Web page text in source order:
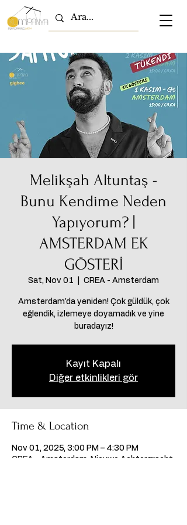
Melikşah Altuntaş -
Bunu Kendime Neden
Yapıyorum? |
AMSTERDAM EK
GÖSTERİ
Sat, Nov 01 CREA - Amsterdam
Amsterdam'da yeniden! Çok güldük, çok
eğlendik, izlemeye doyamadık ve yine
buradayız!
Kayıt Kapalı
Diğer etkinlikleri gör
Time & Location
Nov 01, 2025, 3:00 PM – 4:30 PM
CREA - Amsterdam, Nieuwe Achtergracht